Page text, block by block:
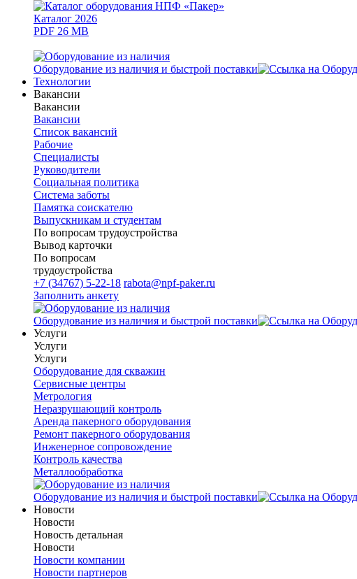
Каталог 2026
PDF 26 MB
Оборудование из наличия и быстрой поставки
Технологии
Вакансии
Вакансии
Вакансии
Список вакансий
Рабочие
Специалисты
Руководители
Cоциальная политика
Система заботы
Памятка соискателю
Выпускникам и студентам
По вопросам трудоустройства
Вывод карточки
По вопросам
трудоустройства
+7 (34767) 5-22-18 rabota@npf-paker.ru
Заполнить анкету
Оборудование из наличия и быстрой поставки
Услуги
Услуги
Услуги
Оборудование для скважин
Сервисные центры
Метрология
Неразрушающий контроль
Аренда пакерного оборудования
Ремонт пакерного оборудования
Инженерное сопровождение
Контроль качества
Металлообработка
Оборудование из наличия и быстрой поставки
Новости
Новости
Новость детальная
Новости
Новости компании
Новости партнеров